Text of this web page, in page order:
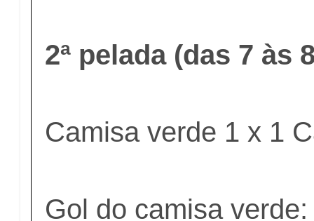
2ª pelada (das 7 às
Camisa verde 1 x 1
Gol do camisa